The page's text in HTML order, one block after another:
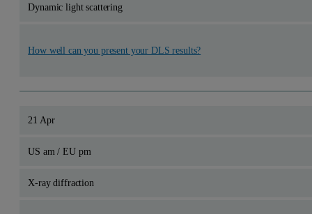
Dynamic light scattering
How well can you present your DLS results?
21 Apr
US am / EU pm
X-ray diffraction